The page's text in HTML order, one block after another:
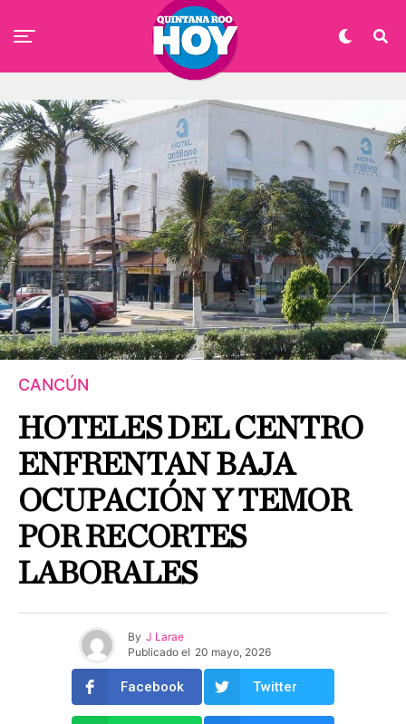
CANCÚN
HOTELES DEL CENTRO
ENFRENTAN BAJA
OCUPACIÓN Y TEMOR
POR RECORTES
LABORALES
By J Larae
Publicado el 20 mayo, 2026
Facebook Twitter